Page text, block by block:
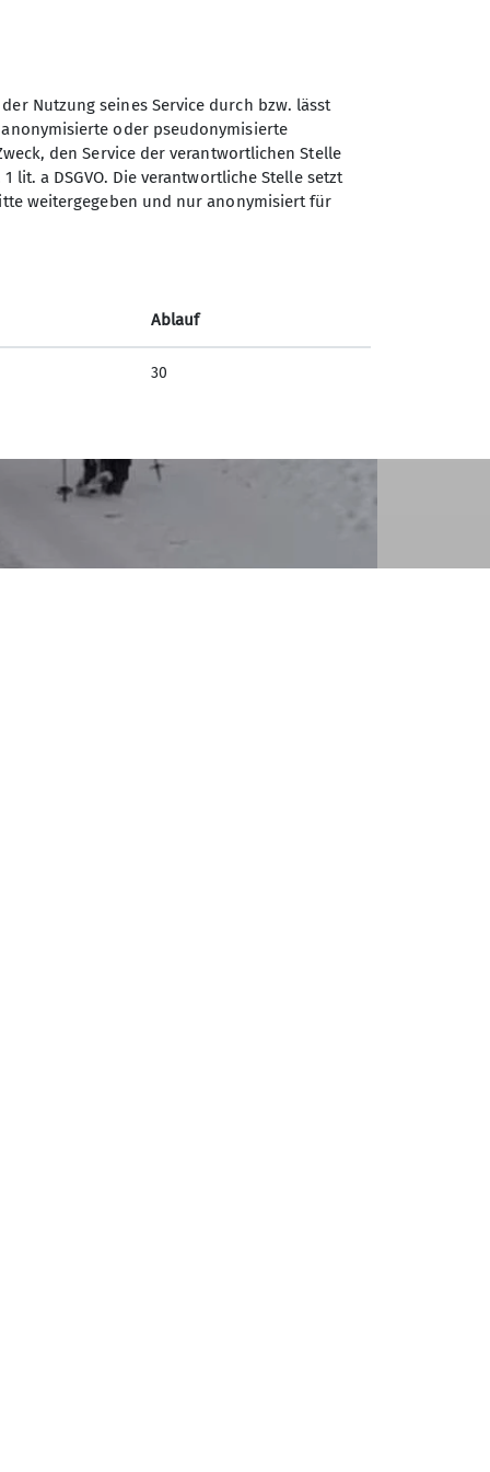
geschützten Unterschlupf, um
wir uns wieder an den Abstieg.
dass wir die Schneeschuhe nicht
natürlich noch schöner
Nutzung seines Service durch bzw. lässt
oder pseudonymisierte
den Service der verantwortlichen Stelle
a DSGVO. Die verantwortliche Stelle setzt
weitergegeben und nur anonymisiert für
Ablauf
30